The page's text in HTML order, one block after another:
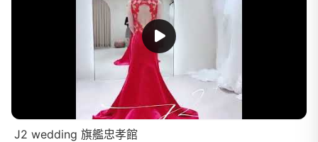
J2 wedding 旗艦忠孝館